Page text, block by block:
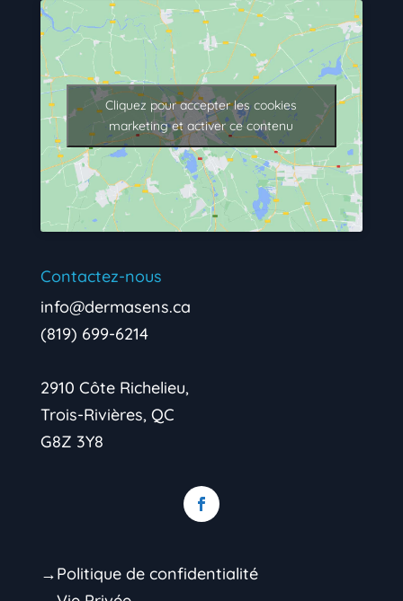
Cliquez pour accepter les cookies
marketing et activer ce contenu
Contactez-nous
info@dermasens.ca
(819) 699-6214
2910 Côte Richelieu,
Trois-Rivières, QC
G8Z 3Y8
→Politique de confidentialité